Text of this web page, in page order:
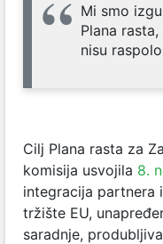
Mi smo
Plana
nisu
Cilj Plana rasta za
komisija usvojila 8.
integracija partnera
tržište EU,
saradnje,